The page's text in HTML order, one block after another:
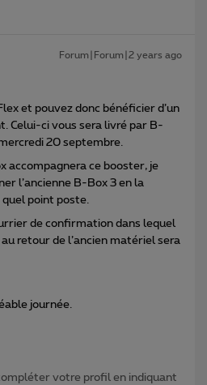
Forum|Forum|2 years ago
et pouvez donc bénéficier d’un
Celui-ci vous sera livré par B-
20 septembre.
accompagnera ce booster, je
l’ancienne B-Box 3 en la
quel point poste.
de confirmation dans lequel
retour de l’ancien matériel sera
journée.
votre profil en indiquant